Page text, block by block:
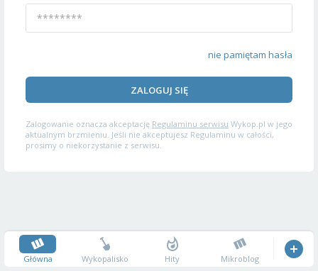
nie pamiętam hasła
ZALOGUJ SIĘ
Zalogowanie oznacza akceptację Regulaminu serwisu Wykop.pl w jego
aktualnym brzmieniu. Jeśli nie akceptujesz Regulaminu w całości,
prosimy o niekorzystanie z serwisu.
Główna Wykopalisko Hity Mikroblog